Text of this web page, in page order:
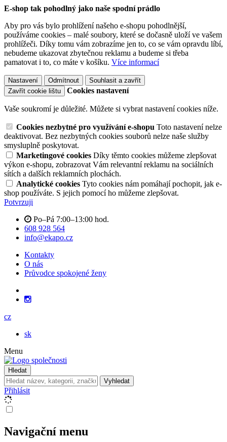
E-shop tak pohodlný jako naše spodní prádlo
Aby pro vás bylo prohlížení našeho e-shopu pohodlnější,
používáme cookies – malé soubory, které se dočasně uloží ve vašem
prohlížeči. Díky tomu vám zobrazíme jen to, co se vám opravdu líbí,
nebudeme ukazovat zbytečnou reklamu a budeme si třeba
pamatovat i to, co máte v košíku. Více informací
Nastavení Odmítnout
Souhlasit a zavřít
Zavřít cookie lištu
Cookies nastavení
Vaše soukromí je důležité. Můžete si vybrat nastavení cookies níže.
Cookies nezbytné pro využívání e-shopu Toto nastavení nelze
deaktivovat. Bez nezbytných cookies souborů nelze naše služby
smysluplně poskytovat.
Marketingové cookies Díky těmto cookies můžeme zlepšovat
výkon e-shopu, zobrazovat Vám relevantní reklamu na sociálních
sítích a dalších reklamních plochách.
Analytické cookies Tyto cookies nám pomáhají pochopit, jak e-
shop používáte. S jejich pomocí ho můžeme zlepšovat.
Potvrzuji
Po–Pá 7:00–13:00 hod.
608 928 564
info@ekapo.cz
Kontakty
O nás
Průvodce spokojené ženy
cz
sk
Menu
Hledat
Vyhledat
Přihlásit
Navigační menu